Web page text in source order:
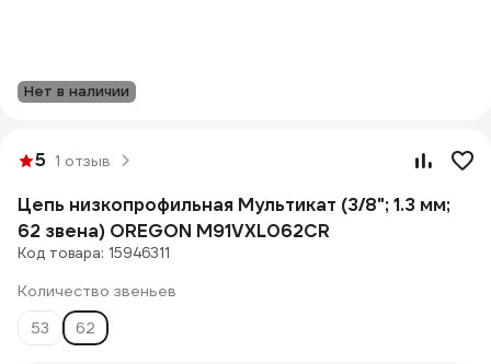
Нет в наличии
5 1 отзыв
Цепь низкопрофильная Мультикат (3/8"; 1.3 мм;
62 звена) OREGON M91VXL062CR
Код товара: 15946311
Количество звеньев
53
62